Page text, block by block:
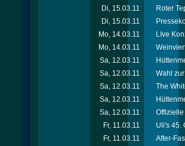
Di, 15.03.11
Roter
Di, 15.03.11
Mo, 14.03.11
LIve
Mo, 14.03.11
Sa, 12.03.11
Sa, 12.03.11
Wahl
Sa, 12.03.11
The
Sa, 12.03.11
Sa, 12.03.11
Fr, 11.03.11
Uli's 45.
Fr, 11.03.11
After-